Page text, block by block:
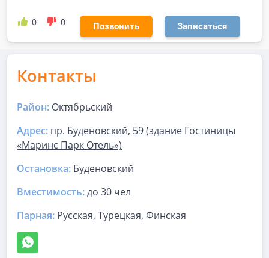
0 0 Позвонить Записаться
Контакты
Район: Октябрьский
Адрес: пр. Буденовский, 59 (здание Гостиницы
«Маринс Парк Отель»)
Остановка: Буденовский
Вместимость:до 30 чел
Парная: Русская, Турецкая, Финская